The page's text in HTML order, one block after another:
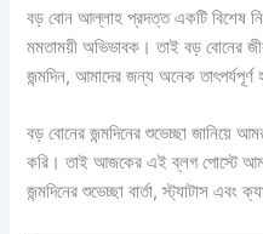
বড় বোন আল্লাহ প্রদত্ত একটি বিশেষ
মমতাময়ী অভিভাবক। তাই বড় বোনের
জন্মদিন, আমাদের জন্য অনেক তাৎপর্যপূর্ণ
বড় বোনের জন্মদিনের শুভেচ্ছা জানিয়ে
করি। তাই আজকের এই ব্লগ পোস্টে
জন্মদিনের শুভেচ্ছা বার্তা, স্ট্যাটাস এবং